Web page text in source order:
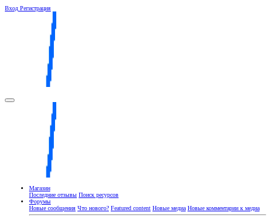
Вход Регистрация
Магазин
Последние отзывы Поиск ресурсов
Форумы
Новые сообщения Что нового? Featured content Новые медиа Новые комментарии к медиа